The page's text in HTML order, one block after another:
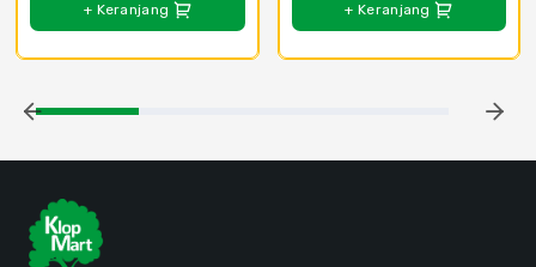
+ Keranjang + Keranjang